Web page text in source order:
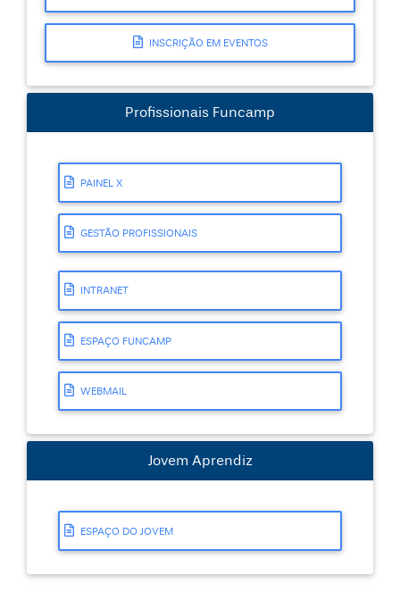
INSCRIÇÃO EM EVENTOS
Profissionais Funcamp
PAINEL X
GESTÃO PROFISSIONAIS
INTRANET
ESPAÇO FUNCAMP
WEBMAIL
Jovem Aprendiz
ESPAÇO DO JOVEM